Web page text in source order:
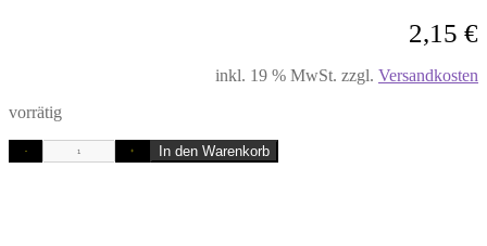
2,15 €
inkl. 19 % MwSt. zzgl. Versandkosten
vorrätig
- + In den Warenkorb